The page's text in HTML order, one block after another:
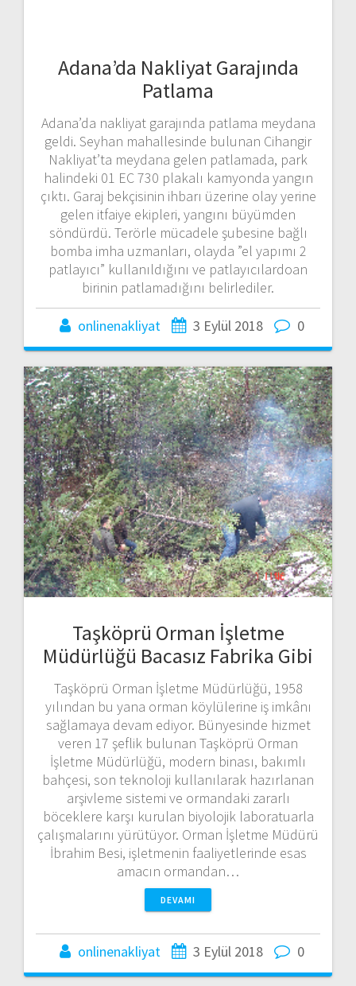
Adana’da Nakliyat Garajında
Patlama
Adana’da nakliyat garajında patlama meydana
geldi. Seyhan mahallesinde bulunan Cihangir
Nakliyat’ta meydana gelen patlamada, park
halindeki 01 EC 730 plakalı kamyonda yangın
çıktı. Garaj bekçisinin ihbarı üzerine olay yerine
gelen itfaiye ekipleri, yangını büyümden
söndürdü. Terörle mücadele şubesine bağlı
bomba imha uzmanları, olayda ”el yapımı 2
patlayıcı” kullanıldığını ve patlayıcılardoan
birinin patlamadığını belirlediler.
onlinenakliyat 3 Eylül 2018 0
Taşköprü Orman İşletme
Müdürlüğü Bacasız Fabrika Gibi
Taşköprü Orman İşletme Müdürlüğü, 1958
yılından bu yana orman köylülerine iş imkânı
sağlamaya devam ediyor. Bünyesinde hizmet
veren 17 şeflik bulunan Taşköprü Orman
İşletme Müdürlüğü, modern binası, bakımlı
bahçesi, son teknoloji kullanılarak hazırlanan
arşivleme sistemi ve ormandaki zararlı
böceklere karşı kurulan biyolojik laboratuarla
çalışmalarını yürütüyor. Orman İşletme Müdürü
İbrahim Besi, işletmenin faaliyetlerinde esas
amacın ormandan…
DEVAMI
onlinenakliyat 3 Eylül 2018 0